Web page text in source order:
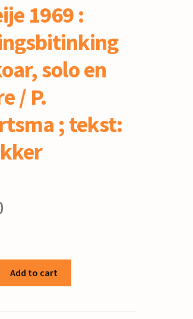
1969 :
solo en
/ P.
; tekst:
Add to cart